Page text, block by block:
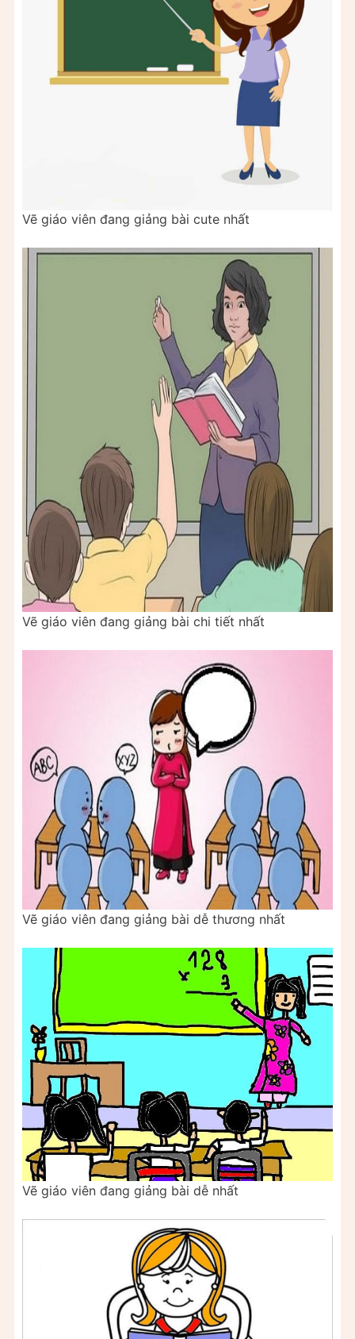
Vẽ giáo viên đang giảng bài cute nhất
Vẽ giáo viên đang giảng bài chi tiết nhất
Vẽ giáo viên đang giảng bài dễ thương nhất
Vẽ giáo viên đang giảng bài dễ nhất